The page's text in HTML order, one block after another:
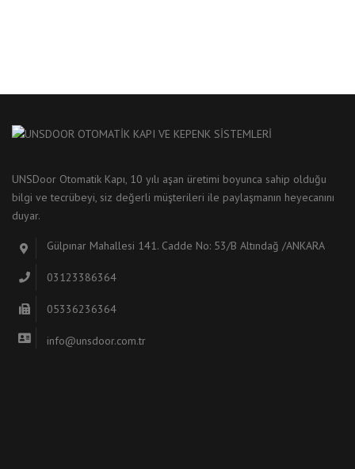
UNSDoor Otomatik Kapı, 10 yılı aşan üretimi boyunca sahip olduğu
bilgi ve tecrübeyi, siz değerli müşterileri ile paylaşmanın heyecanını
duyar.
Gülpınar Mahallesi 141. Cadde No: 53/B Altındağ /ANKARA
03123386364
05336236364
info@unsdoor.com.tr